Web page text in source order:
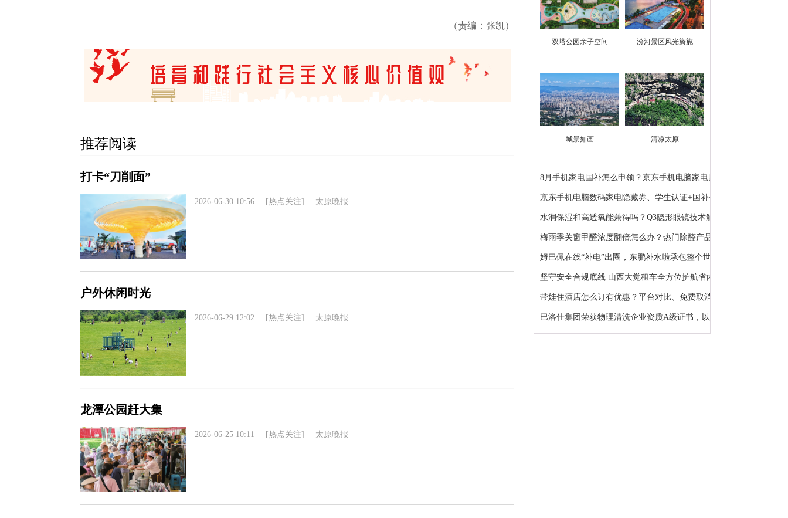
（责编：张凯）
双塔公园亲子空间 汾河景区风光旖旎
城景如画 清凉太原
8月手机家电国补怎么申领？京东手机电脑家电国补领...
京东手机电脑数码家电隐藏券、学生认证+国补+苹果...
水润保湿和高透氧能兼得吗？Q3隐形眼镜技术解析：...
梅雨季关窗甲醛浓度翻倍怎么办？热门除醛产品推荐
姆巴佩在线“补电”出圈，东鹏补水啦承包整个世界...
坚守安全合规底线 山西大觉租车全方位护航省内各类...
带娃住酒店怎么订有优惠？平台对比、免费取消、避...
巴洛仕集团荣获物理清洗企业资质A级证书，以顶级资...
推荐阅读
打卡“刀削面”
2026-06-30 10:56 [热点关注] 太原晚报
户外休闲时光
2026-06-29 12:02 [热点关注] 太原晚报
龙潭公园赶大集
2026-06-25 10:11 [热点关注] 太原晚报